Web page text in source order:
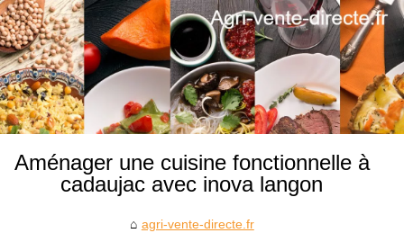
Aménager une cuisine fonctionnelle à
cadaujac avec inova langon
agri-vente-directe.fr